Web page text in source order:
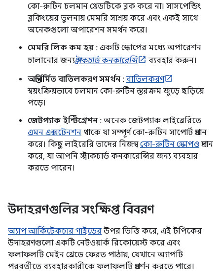
কো-রুটিন চলমান থ্রেডটিকে ব্লক করে না। সাসপেন্ডিং
ব্লকিংয়ের তুলনায় মেমরি সাশ্রয় করে এবং একই সাথে
অনেকগুলো অপারেশন সমর্থন করে।
মেমরি লিক কম হয় : একটি স্কোপের মধ্যে অপারেশন
চালানোর জন্যস্ট্রাকচার্ড কনকারেন্সি
ব্যবহার করুন।
অন্তর্নির্মিত বাতিলকরণ সমর্থন : বাতিলকরণ
স্বয়ংক্রিয়ভাবে চলমান কো-রুটিন স্তরক্রম জুড়ে ছড়িয়ে
পড়ে।
জেটপ্যাক ইন্টিগ্রেশন : অনেক জেটপ্যাক লাইব্রেরিতে
এমন এক্সটেনশন থাকে যা সম্পূর্ণ কো-রুটিন সাপোর্ট প্রদান
করে। কিছু লাইব্রেরি তাদের নিজস্বকো-রুটিন স্কোপও প্রদান
করে, যা আপনি স্ট্রাকচার্ড কনকারেন্সির জন্য ব্যবহার
করতে পারেন।
উদাহরণগুলির সংক্ষিপ্ত বিবরণ
অ্যাপ আর্কিটেকচার গাইডের উপর ভিত্তি করে, এই টপিকের
উদাহরণগুলো একটি নেটওয়ার্ক রিকোয়েস্ট করে এবং
ফলাফলটি মেইন থ্রেডে ফেরত পাঠায়, যেখানে অ্যাপটি
পরবর্তীতে ব্যবহারকারীকে ফলাফলটি প্রদর্শন করতে পারে।